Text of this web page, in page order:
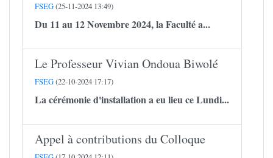
FSEG(25-11-2024 13:49)
Du 11 au 12 Novembre 2024, la Faculté a...
Le Professeur Vivian Ondoua Biwolé
FSEG(22-10-2024 17:17)
La cérémonie d'installation a eu lieu ce Lundi...
Appel à contributions du Colloque